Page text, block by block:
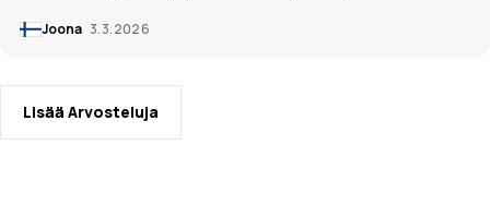
Joona 3.3.2026
Lisää Arvosteluja